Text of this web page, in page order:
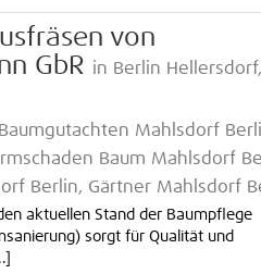
von
GbR in Berlin Hellersdorf,
Mahlsdorf
Baum Mahlsdorf
Berlin, Gärtner Mahlsdorf
aktuellen Stand der Baumpflege
sorgt für Qualität und